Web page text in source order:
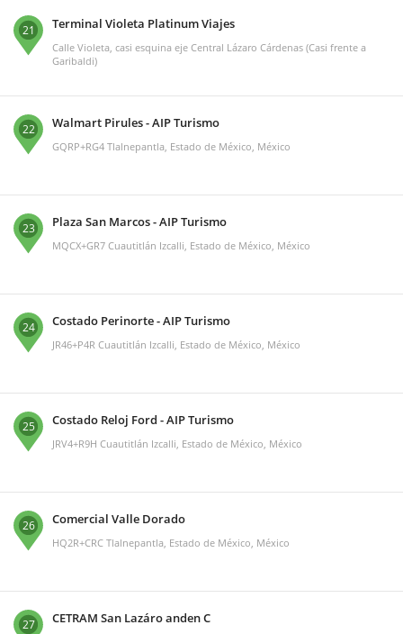
21 Terminal Violeta Platinum Viajes
Calle Violeta, casi esquina eje Central Lázaro Cárdenas (Casi frente a
Garibaldi)
22 Walmart Pirules - AIP Turismo
GQRP+RG4 Tlalnepantla, Estado de México, México
23 Plaza San Marcos - AIP Turismo
MQCX+GR7 Cuautitlán Izcalli, Estado de México, México
24 Costado Perinorte - AIP Turismo
JR46+P4R Cuautitlán Izcalli, Estado de México, México
25 Costado Reloj Ford - AIP Turismo
JRV4+R9H Cuautitlán Izcalli, Estado de México, México
26 Comercial Valle Dorado
HQ2R+CRC Tlalnepantla, Estado de México, México
27 CETRAM San Lazáro anden C